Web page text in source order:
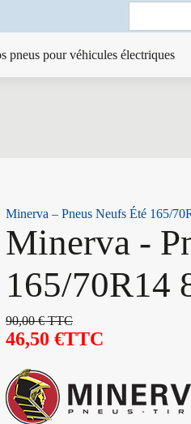
Search
pneus pour véhicules électriques
Minerva – Pneus Neufs Été 165/
Minerva -
165/70R14
90,00€TTC
46,50€TTC